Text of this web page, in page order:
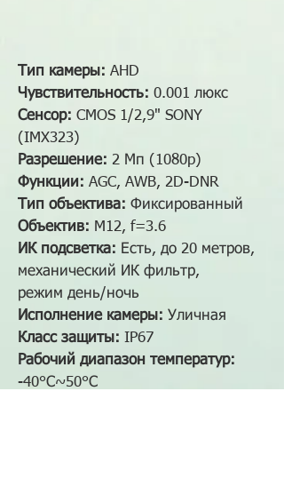
Тип камеры: AHD
Чувствительность: 0.001 люкс
Сенсор: CMOS 1/2,9" SONY
(IMX323)
Разрешение: 2 Мп (1080p)
Функции: AGC, AWB, 2D-DNR
Тип объектива: Фиксированный
Объектив: M12, f=3.6
ИК подсветка: Есть, до 20 метров,
механический ИК фильтр,
режим день/ночь
Исполнение камеры: Уличная
Класс защиты: IP67
Рабочий диапазон температур:
-40°С~50°С